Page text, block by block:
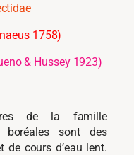
1758)
& Hussey 1923)
de la famille
boréales sont des
de cours d’eau lent.